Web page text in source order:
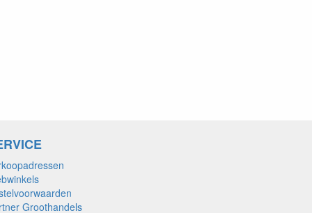
Groothandels